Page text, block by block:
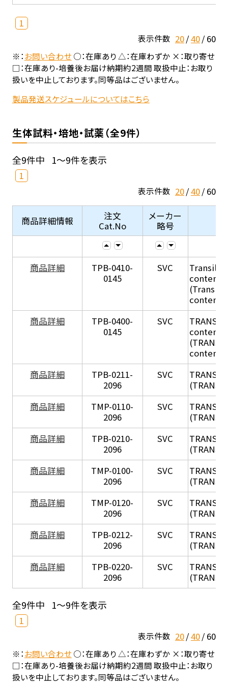
1
表示件数 20 40 60
※：お問い合わせ○：在庫あり △：在庫わずか ×：取り寄せ
□：在庫あり-培養後お届け納期約2週間 取扱中止：お取り
扱いを中止しております。同等品はございません。
製品発送スケジュールについてはこちら
生体試料・培地・試薬（全9件）
全9件中 1～9件を表示
1
表示件数 20 40 60
商品詳細情報
注文
Cat.No
メーカー
略号
商品詳細
TPB-0410-
0145
SVC
Transil
content
(Transil
content
商品詳細
TPB-0400-
0145
SVC
content
content
商品詳細
TPB-0211-
2096
SVC TRANSIL
商品詳細
TMP-0110-
2096
SVC TRANSIL
商品詳細
TPB-0210-
2096
SVC TRANSIL
商品詳細
TMP-0100-
2096
SVC TRANSIL
商品詳細
TMP-0120-
2096
SVC TRANSIL
商品詳細
TPB-0212-
2096
SVC TRANSIL
商品詳細
TPB-0220-
2096
SVC TRANSIL
全9件中 1～9件を表示
1
表示件数 20 40 60
※：お問い合わせ○：在庫あり △：在庫わずか ×：取り寄せ
□：在庫あり-培養後お届け納期約2週間 取扱中止：お取り
扱いを中止しております。同等品はございません。